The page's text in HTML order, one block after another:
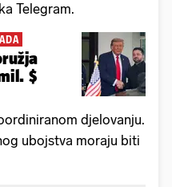
Telegram.
$
djelovanju.
ubojstva moraju biti